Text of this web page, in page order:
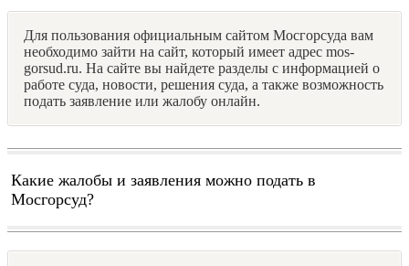
Для пользования официальным сайтом Мосгорсуда вам
необходимо зайти на сайт, который имеет адрес mos-
gorsud.ru. На сайте вы найдете разделы с информацией о
работе суда, новости, решения суда, а также возможность
подать заявление или жалобу онлайн.
Какие жалобы и заявления можно подать в
Мосгорсуд?